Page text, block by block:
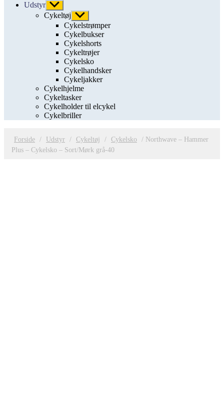
Udstyr Vis
undermenu
Cykeltøj Vis
undermenu
Cykelstrømper
Cykelbukser
Cykelshorts
Cykeltrøjer
Cykelsko
Cykelhandsker
Cykeljakker
Cykelhjelme
Cykeltasker
Cykelholder til elcykel
Cykelbriller
Forside / Udstyr / Cykeltøj / Cykelsko / Northwave – Hammer
Plus – Cykelsko – Sort/Mørk grå-40